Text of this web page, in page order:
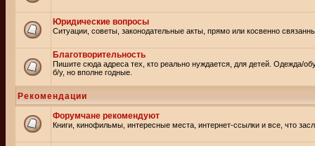
Юридические вопросы
Ситуации, советы, законодательные акты, прямо или косвенно
Благотворительность
Пишите сюда адреса тех, кто реально нуждается, для детей. Одежда/
б/у, но вполне годные.
Рекомендации
Форумчане рекомендуют
Книги, кинофильмы, интересные места, интернет-ссылки и все, что